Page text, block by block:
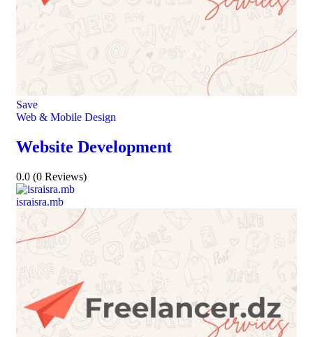
Save
Web & Mobile Design
Website Development
0.0 (0 Reviews)
israisra.mb